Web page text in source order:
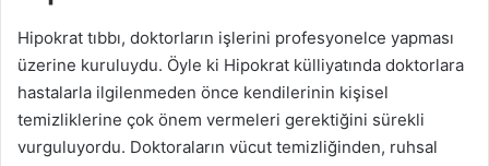
Hipokrat tıbbı, doktorların işlerini profesyonelce yapması
üzerine kuruluydu. Öyle ki Hipokrat külliyatında doktorlara
hastalarla ilgilenmeden önce kendilerinin kişisel
temizliklerine çok önem vermeleri gerektiğini sürekli
vurguluyordu. Doktoraların vücut temizliğinden, ruhsal